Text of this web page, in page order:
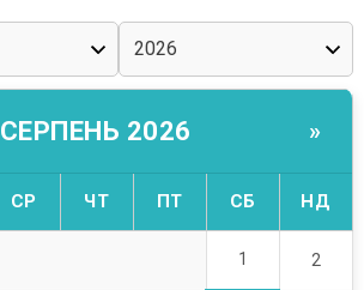
СЕРПЕНЬ 2026 »
СР ЧТ ПТ СБ НД
1 2